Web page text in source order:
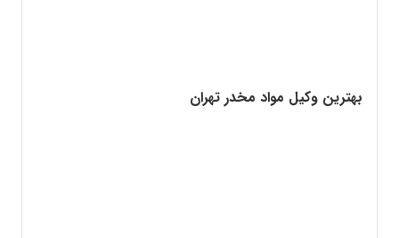
بهترین وکیل مواد مخدر تهران